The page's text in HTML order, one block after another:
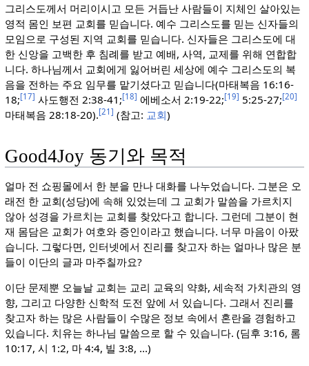
그리스도께서 머리이시고 모든 거듭난 사람들이 지체인 살아있는
영적 몸인 보편 교회를 믿습니다. 예수 그리스도를 믿는 신자들의
모임으로 구성된 지역 교회를 믿습니다. 신자들은 그리스도에 대
한 신앙을 고백한 후 침례를 받고 예배, 사역, 교제를 위해 연합합
니다. 하나님께서 교회에게 잃어버린 세상에 예수 그리스도의 복
음을 전하는 주요 임무를 맡기셨다고 믿습니다(마태복음 16:16-
18;[17] 사도행전 2:38-41;[18] 에베소서 2:19-22;[19] 5:25-27;[20]
마태복음 28:18-20).[21] (참고: 교회)
Good4Joy 동기와 목적
얼마 전 쇼핑몰에서 한 분을 만나 대화를 나누었습니다. 그분은 오
래전 한 교회(성당)에 속해 있었는데 그 교회가 말씀을 가르치지
않아 성경을 가르치는 교회를 찾았다고 합니다. 그런데 그분이 현
재 몸담은 교회가 여호와 증인이라고 했습니다. 너무 마음이 아팠
습니다. 그렇다면, 인터넷에서 진리를 찾고자 하는 얼마나 많은 분
들이 이단의 글과 마주칠까요?
이단 문제뿐 오늘날 교회는 교리 교육의 약화, 세속적 가치관의 영
향, 그리고 다양한 신학적 도전 앞에 서 있습니다. 그래서 진리를
찾고자 하는 많은 사람들이 수많은 정보 속에서 혼란을 경험하고
있습니다. 치유는 하나님 말씀으로 할 수 있습니다. (딤후 3:16, 롬
10:17, 시 1:2, 마 4:4, 빌 3:8, ...)